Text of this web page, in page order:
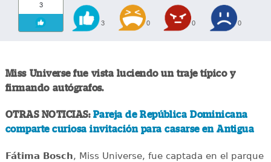
3
3 0 0 0
Miss Universe fue vista luciendo un traje típico y
firmando autógrafos.
OTRAS NOTICIAS: Pareja de República Dominicana
comparte curiosa invitación para casarse en Antigua
Fátima Bosch, Miss Universe, fue captada en el parque